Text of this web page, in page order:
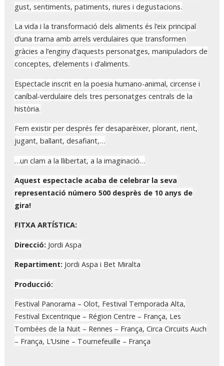
gust, sentiments, patiments, riures i degustacions.
La vida i la transformació dels aliments és l’eix principal
d’una trama amb arrels verdulaires que transformen
gràcies a l’enginy d’aquests personatges, manipuladors de
conceptes, d’elements i d’aliments.
Espectacle inscrit en la poesia humano-animal, circense i
caníbal-verdulaire dels tres personatges centrals de la
història.
Fem existir per després fer desaparèixer, plorant, rient,
jugant, ballant, desafiant,…
…un clam a la llibertat, a la imaginació…
Aquest espectacle acaba de celebrar la seva
representació número 500 desprès de 10 anys de
gira!
FITXA ARTÍSTICA:
Direcció: Jordi Aspa
Repartiment: Jordi Aspa i Bet Miralta
Producció:
Festival Panorama – Olot, Festival Temporada Alta,
Festival Excentrique – Région Centre – França, Les
Tombées de la Nuit – Rennes – França, Circa Circuits Auch
– França, L’Usine – Tournefeuille – França